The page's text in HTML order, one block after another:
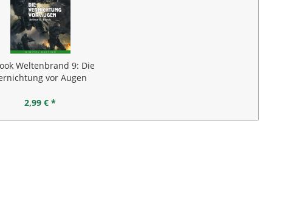
Weltenbrand 9: Die
vor Augen
2,99 € *